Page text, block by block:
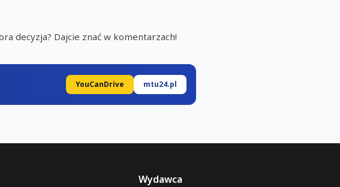
decyzja? Dajcie znać w komentarzach!
YouCanDrive mtu24.pl
Wydawca